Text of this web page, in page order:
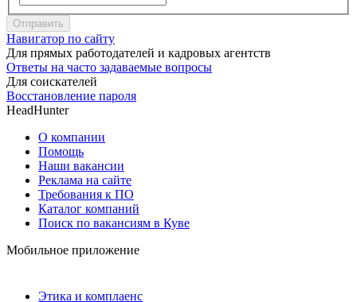
Отправить
Навигатор по сайту
Для прямых работодателей и кадровых агентств
Ответы на часто задаваемые вопросы
Для соискателей
Восстановление пароля
HeadHunter
О компании
Помощь
Наши вакансии
Реклама на сайте
Требования к ПО
Каталог компаний
Поиск по вакансиям в Куве
Мобильное приложение
Этика и комплаенс